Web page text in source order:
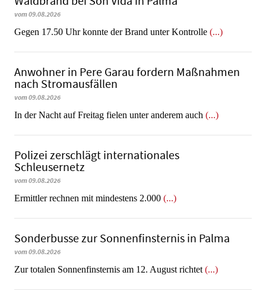
vom 09.08.2026
Gegen 17.50 Uhr konnte der Brand unter Kontrolle (...)
Anwohner in Pere Garau fordern Maßnahmen
nach Stromausfällen
vom 09.08.2026
In der Nacht auf Freitag fielen unter anderem auch (...)
Polizei zerschlägt internationales
Schleusernetz
vom 09.08.2026
Ermittler rechnen mit mindestens 2.000 (...)
Sonderbusse zur Sonnenfinsternis in Palma
vom 09.08.2026
Zur totalen Sonnenfinsternis am 12. August richtet (...)